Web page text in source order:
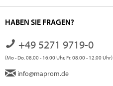
HABEN SIE FRAGEN?
+49 5271 9719-0
(Mo - Do. 08.00 - 16.00 Uhr, Fr. 08.00 - 12.00 Uhr)
info@maprom.de